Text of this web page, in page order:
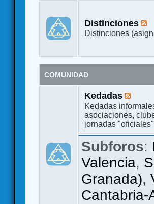
Distinciones
Distinciones
COMUNIDAD
Kedadas
Kedadas
asociaciones,
jornadas
Subforos:
Valencia,
Granada),
Cantabria-